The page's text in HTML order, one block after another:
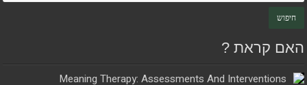
האם קראת ?
Meaning Therapy: Assessments And Interventions